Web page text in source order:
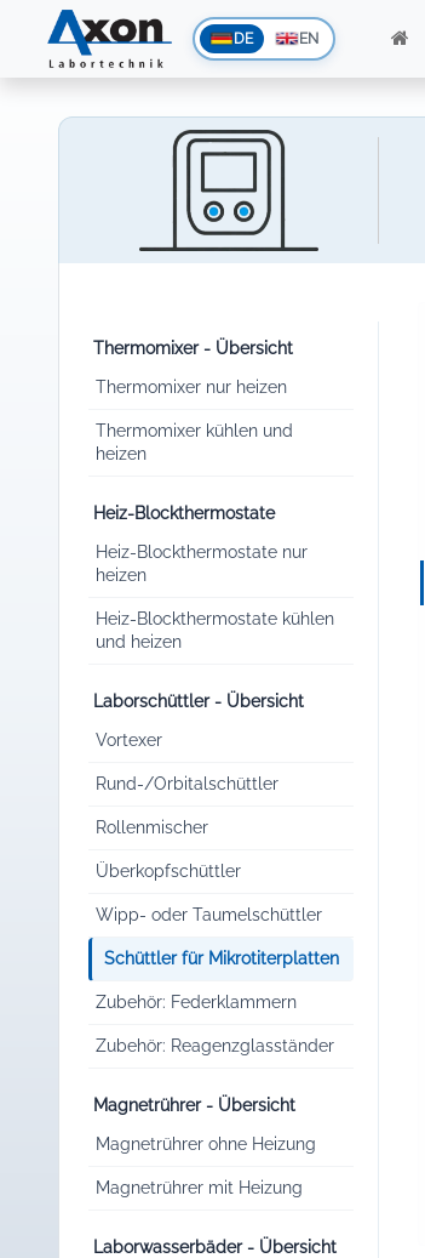
DE EN
Thermomixer - Übersicht
Thermomixer nur heizen
Thermomixer kühlen und
heizen
Heiz-Blockthermostate
Heiz-Blockthermostate nur
heizen
Heiz-Blockthermostate kühlen
und heizen
Laborschüttler - Übersicht
Vortexer
Rund-/Orbitalschüttler
Rollenmischer
Überkopfschüttler
Wipp- oder Taumelschüttler
Schüttler für Mikrotiterplatten
Zubehör: Federklammern
Zubehör: Reagenzglasständer
Magnetrührer - Übersicht
Magnetrührer ohne Heizung
Magnetrührer mit Heizung
Laborwasserbäder - Übersicht